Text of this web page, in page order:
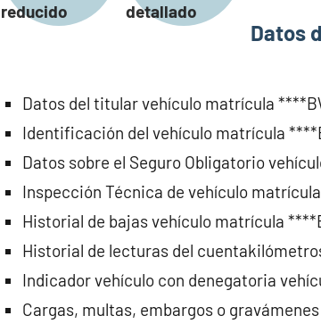
reducido
detallado
Datos
Datos del titular vehículo matrícula
Identificación del vehículo matrícula
Datos sobre el Seguro Obligatorio
Inspección Técnica de vehículo
Historial de bajas vehículo matrícula
Historial de lecturas del
Indicador vehículo con denegatoria
Cargas, multas, embargos o